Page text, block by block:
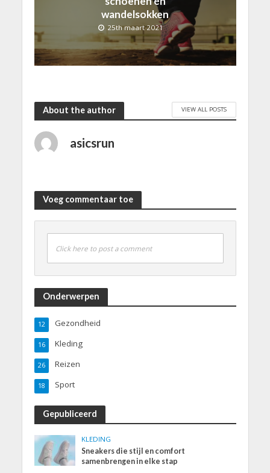
wandelsokken
25th maart 2021
About the author VIEW ALL POSTS
asicsrun
Voeg commentaar toe
Click here to post a comment
Onderwerpen
Gezondheid
12
Kleding
16
Reizen
26
Sport
18
Gepubliceerd
KLEDING
Sneakers die stijl en comfort
samenbrengen in elke stap